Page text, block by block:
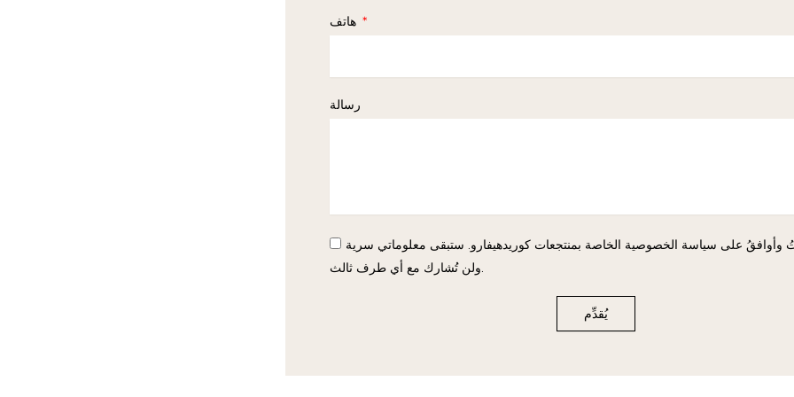
رسالة
وأوافقُ على سياسة الخصوصية الخاصة بمنتجعات كوريدهيفارو. ستبقى معلوماتي سرية
ولن تُشارك مع أي طرف ثالث.
يُقدِّم